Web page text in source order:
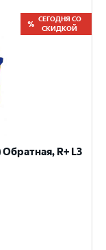
СЕГОДНЯ СО
СКИДКОЙ
Обратная, R+ L3